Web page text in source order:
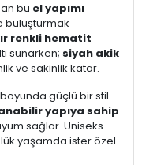
bu el yapımı
buluşturmak
renkli hematit
sunarken; siyah akik
ve sakinlik katar.
güçlü bir stil
yapıya sahip
sağlar. Uniseks
yaşamda ister özel